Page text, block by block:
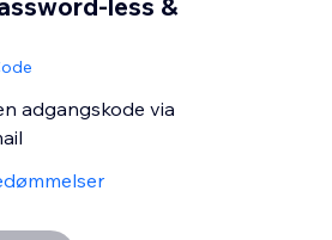
adgangskode via